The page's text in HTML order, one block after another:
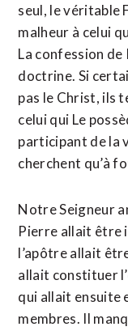
seul, le véritable
malheur à celui
La confession
doctrine. Si
pas le Christ, ils
celui qui Le
participant de la
cherchent qu’à
Notre Seigneur
Pierre allait être
l’apôtre allait
allait constituer
qui allait ensuite
membres. Il